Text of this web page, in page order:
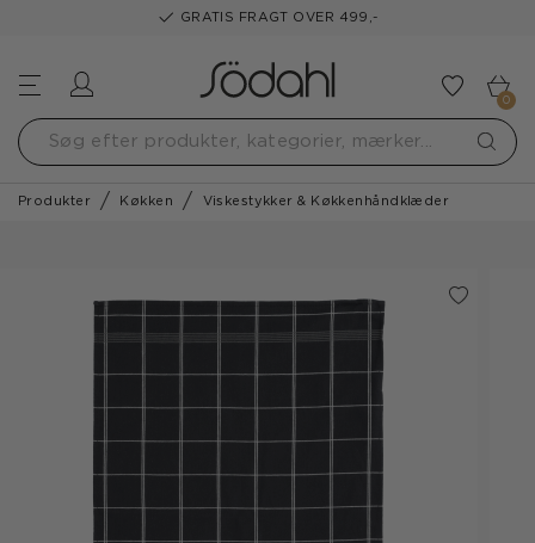
GRATIS FRAGT OVER 499,-
Tilføj
0
Produkter Køkken Viskestykker & Køkkenhåndklæder